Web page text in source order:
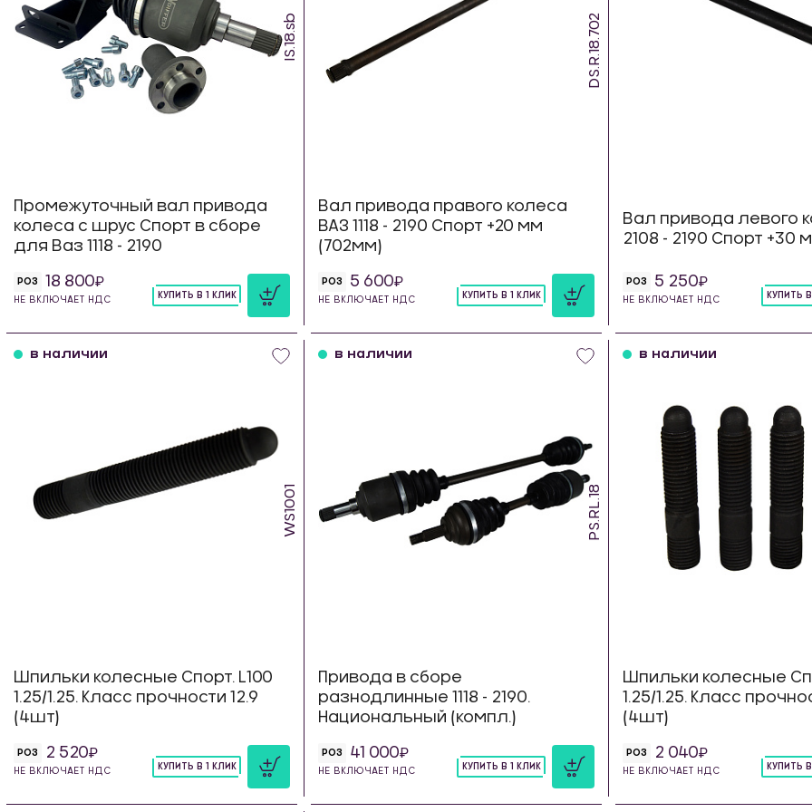
IS.18.sb
Промежуточный вал привода
колеса с шрус Спорт в сборе
для Ваз 1118 - 2190
РОЗ 18 800
НЕ ВКЛЮЧАЕТ НДС КУПИТЬ В 1 КЛИК
DS.R.18.702
Вал привода правого колеса
ВАЗ 1118 - 2190 Спорт +20 мм
(702мм)
РОЗ 5 600
НЕ ВКЛЮЧАЕТ НДС КУПИТЬ В 1 КЛИК
Вал привода левого
2108 - 2190 Спорт +30
РОЗ 5 250
НЕ ВКЛЮЧАЕТ НДС КУПИТЬ
WS1001
в наличии
Шпильки колесные Спорт. L100
1.25/1.25. Класс прочности 12.9
(4шт)
РОЗ 2 520
НЕ ВКЛЮЧАЕТ НДС КУПИТЬ В 1 КЛИК
PS.RL.18
в наличии
Привода в сборе
разнодлинные 1118 - 2190.
Национальный (компл.)
РОЗ 41 000
НЕ ВКЛЮЧАЕТ НДС КУПИТЬ В 1 КЛИК
в наличии
Шпильки колесные
1.25/1.25. Класс
(4шт)
РОЗ 2 040
НЕ ВКЛЮЧАЕТ НДС КУПИТЬ